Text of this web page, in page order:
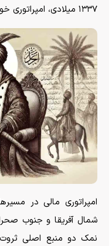
۱۳۳۷ میلادی، امپراتوری خود را توسعه داد.
امپراتوری مالی در
شمال آفریقا و جنوب
نمک دو منبع اصلی ثروت